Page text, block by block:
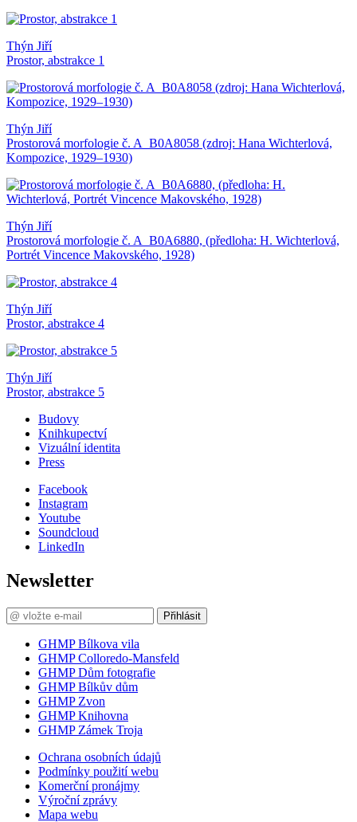
Thýn Jiří
Prostor, abstrakce 1
Thýn Jiří
Prostorová morfologie č. A_B0A8058 (zdroj: Hana Wichterlová,
Kompozice, 1929–1930)
Thýn Jiří
Prostorová morfologie č. A_B0A6880, (předloha: H. Wichterlová,
Portrét Vincence Makovského, 1928)
Thýn Jiří
Prostor, abstrakce 4
Thýn Jiří
Prostor, abstrakce 5
Budovy
Knihkupectví
Vizuální identita
Press
Facebook
Instagram
Youtube
Soundcloud
LinkedIn
Newsletter
Přihlásit
GHMP Bílkova vila
GHMP Colloredo-Mansfeld
GHMP Dům fotografie
GHMP Bílkův dům
GHMP Zvon
GHMP Knihovna
GHMP Zámek Troja
Ochrana osobních údajů
Podmínky použití webu
Komerční pronájmy
Výroční zprávy
Mapa webu